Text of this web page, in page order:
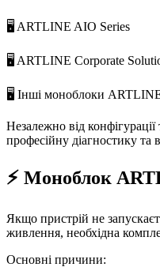
🖥️ ARTLINE AIO Series
🖥️ ARTLINE Corporate
🖥️ Інші моноблоки
Незалежно від
професійну діагностику
⚡ Моноблок
Якщо пристрій не
живлення, необхідна
Основні причини: